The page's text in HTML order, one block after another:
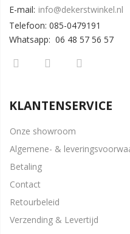
E-mail: info@dekerstwinkel.nl
Telefoon: 085-0479191
Whatsapp: 06 48 57 56 57
KLANTENSERVICE
Onze showroom
Algemene- &
Betaling
Contact
Retourbeleid
Verzending & Levertijd